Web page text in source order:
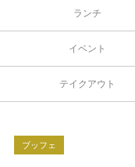
ランチ
イベント
テイクアウト
ブッフェ